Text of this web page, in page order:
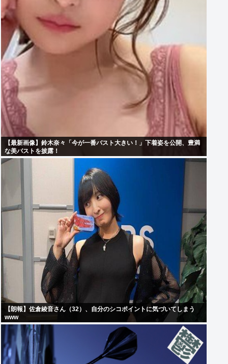
【最新画像】鈴木奈々「今が一番バスト大きい！」下着姿を公開、豊満
な美バストを披露！
【朗報】佐倉綾音さん（32）、自分のシコポイントに気づいてしまう
www